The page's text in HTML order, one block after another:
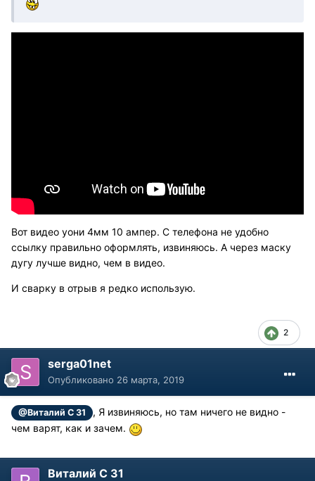
Вот видео уони 4мм 10 ампер. С телефона не удобно
ссылку правильно оформлять, извиняюсь. А через маску
дугу лучше видно, чем в видео.
И сварку в отрыв я редко использую.
2
serga01net
Опубликовано 26 марта, 2019
@Виталий С 31
, Я извиняюсь, но там ничего не видно -
чем варят, как и зачем.
Виталий С 31